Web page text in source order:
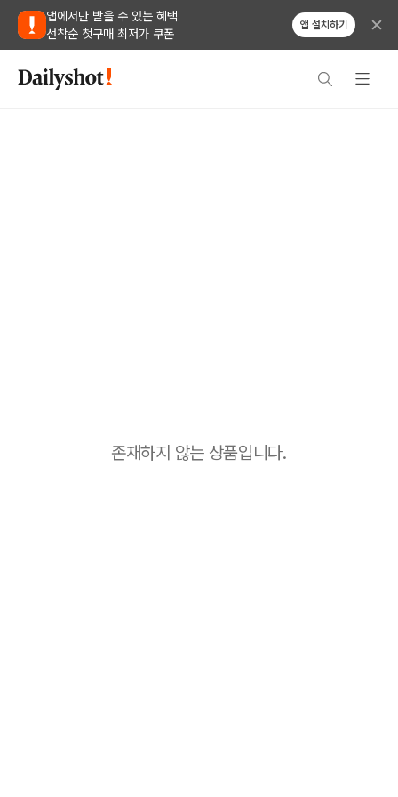
앱에서만 받을 수 있는 혜택
선착순 첫구매 최저가 쿠폰
앱 설치하기
존재하지 않는 상품입니다.